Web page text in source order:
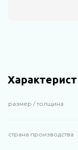
размер / толщина
страна производства